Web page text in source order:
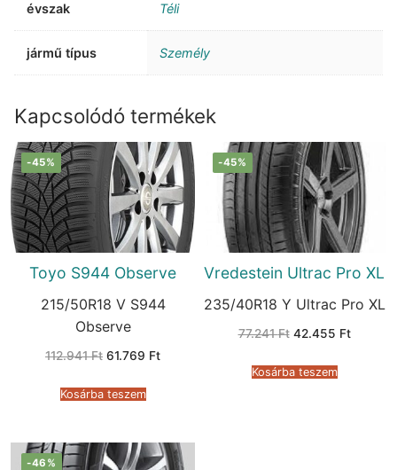
évszak Téli
jármű típus Személy
Kapcsolódó termékek
-45%
Toyo S944 Observe
215/50R18 V S944
Observe
112.941Ft Original
112.941 Ft.
61.769 FtCurrent
Kosárba teszem
-45%
Vredestein Ultrac Pro XL
235/40R18 Y Ultrac Pro XL
77.241Ft Original
77.241 Ft.
42.455 FtCurrent
Kosárba teszem
-46%